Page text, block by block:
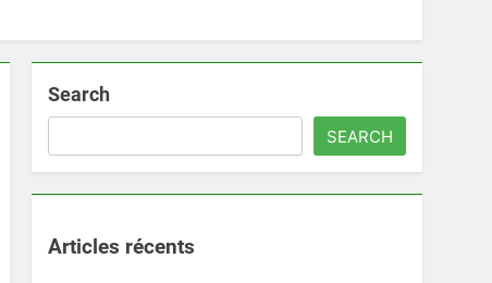
Search
SEARCH
Articles récents